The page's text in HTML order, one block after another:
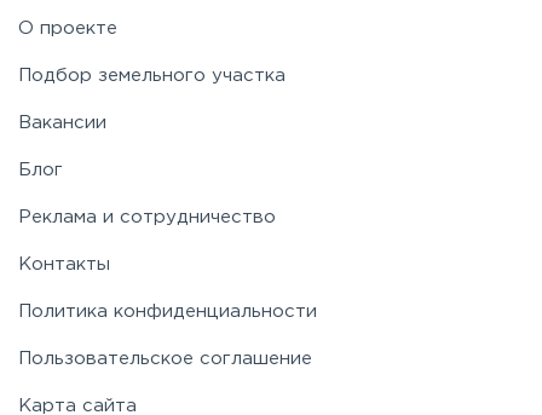
О проекте
Подбор земельного участка
Вакансии
Блог
Реклама и сотрудничество
Контакты
Политика конфиденциальности
Пользовательское соглашение
Карта сайта